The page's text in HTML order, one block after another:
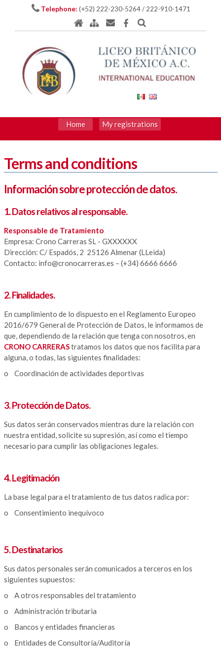
Telephone: (+52) 222-230-5264 / 222-910-1471
Home My registrations
Terms and conditions
Información sobre protección de datos.
1. Datos relativos al responsable.
Responsable de Tratamiento
Empresa: Crono Carreras SL - GXXXXXX
Dirección: C/ Espadós, 2 25126 Almenar (LLeida)
Contacto: info@cronocarreras.es – (+34) 6666 6666
2. Finalidades.
En cumplimiento de lo dispuesto en el Reglamento Europeo
2016/679 General de Protección de Datos, le informamos de
que, dependiendo de la relación que tenga con nosotros, en
CRONO CARRERAStratamos los datos que nos facilita para
alguna, o todas, las siguientes finalidades:
o Coordinación de actividades deportivas
3. Protección de Datos.
Sus datos serán conservados mientras dure la relación con
nuestra entidad, solicite su supresión, así como el tiempo
necesario para cumplir las obligaciones legales.
4. Legitimación
La base legal para el tratamiento de tus datos radica por:
o Consentimiento inequívoco
5. Destinatarios
Sus datos personales serán comunicados a terceros en los
siguientes supuestos:
o A otros responsables del tratamiento
o Administración tributaria
o Bancos y entidades financieras
o Entidades de Consultoría/Auditoría